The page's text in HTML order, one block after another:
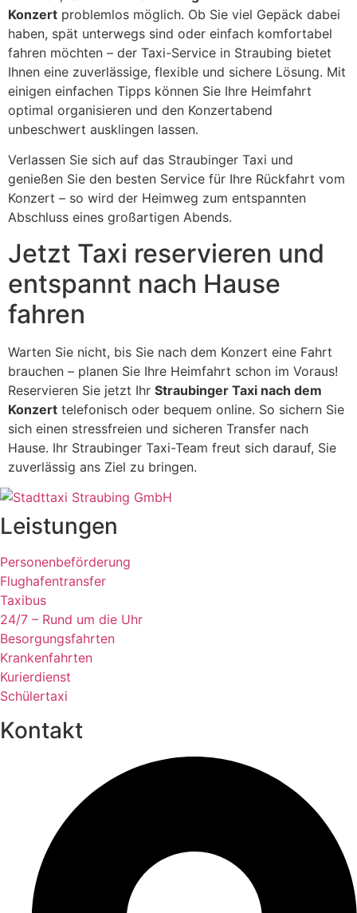
Konzert problemlos möglich. Ob Sie viel Gepäck dabei
haben, spät unterwegs sind oder einfach komfortabel
fahren möchten – der Taxi-Service in Straubing bietet
Ihnen eine zuverlässige, flexible und sichere Lösung. Mit
einigen einfachen Tipps können Sie Ihre Heimfahrt
optimal organisieren und den Konzertabend
unbeschwert ausklingen lassen.
Verlassen Sie sich auf das Straubinger Taxi und
genießen Sie den besten Service für Ihre Rückfahrt vom
Konzert – so wird der Heimweg zum entspannten
Abschluss eines großartigen Abends.
Jetzt Taxi reservieren und
entspannt nach Hause
fahren
Warten Sie nicht, bis Sie nach dem Konzert eine Fahrt
brauchen – planen Sie Ihre Heimfahrt schon im Voraus!
Reservieren Sie jetzt Ihr Straubinger Taxi nach dem
Konzert telefonisch oder bequem online. So sichern Sie
sich einen stressfreien und sicheren Transfer nach
Hause. Ihr Straubinger Taxi-Team freut sich darauf, Sie
zuverlässig ans Ziel zu bringen.
Leistungen
Personenbeförderung
Flughafentransfer
Taxibus
24/7 – Rund um die Uhr
Besorgungsfahrten
Krankenfahrten
Kurierdienst
Schülertaxi
Kontakt